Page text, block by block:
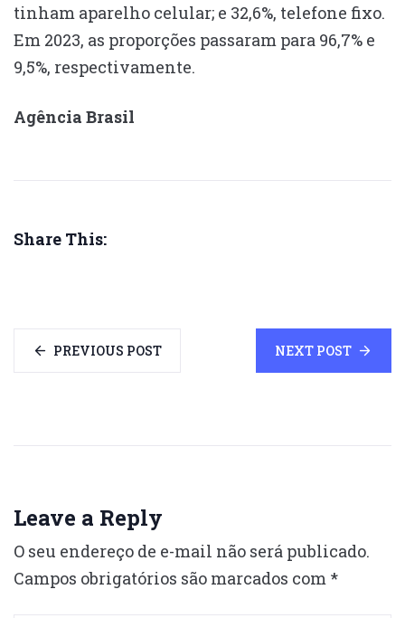
tinham aparelho celular; e 32,6%, telefone fixo.
Em 2023, as proporções passaram para 96,7% e
9,5%, respectivamente.
Agência Brasil
Share This:
PREVIOUS POST NEXT POST
Leave a Reply
O seu endereço de e-mail não será publicado.
Campos obrigatórios são marcados com *